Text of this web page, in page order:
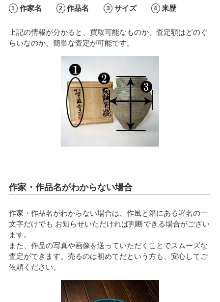
作家名 作品名 サイズ 来歴
上記の情報が分かると、買取可能なものか、査定額はどのぐ
らいなのか、簡単な査定が可能です。
作家・作品名がわからない場合
作家・作品名がわからない場合は、作風と箱にある署名の一
文字だけでも お知らせいただければ判断できる場合がござい
ます。
また、作品の写真や画像を送っていただくことでスムーズな
査定ができます。売るのは初めてだという方も、安心してご
依頼ください。